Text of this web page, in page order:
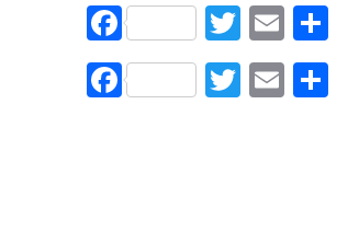
FacebookTwitter
Email
FacebookTwitter
Email